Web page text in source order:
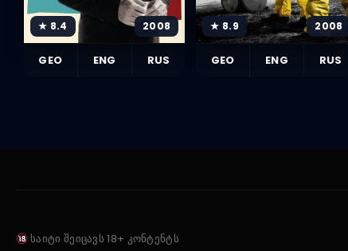
★ 8.4 2008
GEO ENG RUS
★ 8.9 2008
GEO ENG RUS
საიტი შეიცავს 18+ კონტენტს